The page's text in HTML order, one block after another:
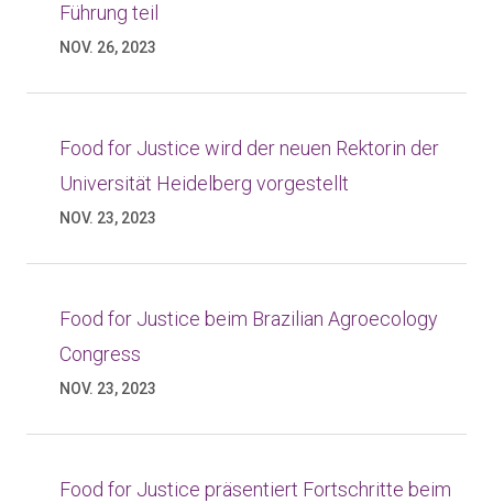
Führung teil
NOV. 26, 2023
Food for Justice wird der neuen Rektorin der
Universität Heidelberg vorgestellt
NOV. 23, 2023
Food for Justice beim Brazilian Agroecology
Congress
NOV. 23, 2023
Food for Justice präsentiert Fortschritte beim